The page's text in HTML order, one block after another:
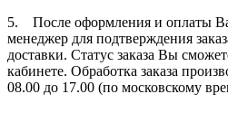
5. После оформления и оплаты
менеджер для подтверждения
доставки. Статус заказа Вы
кабинете. Обработка заказа
08.00 до 17.00 (по московскому